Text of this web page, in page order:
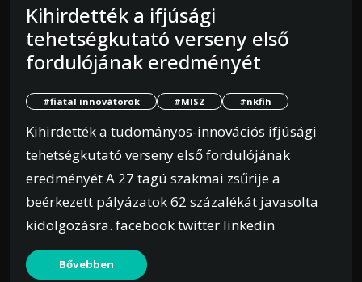
Kihirdették a ifjúsági
tehetségkutató verseny első
fordulójának eredményét
#fiatal innovátorok #MISZ #nkfih
Kihirdették a tudományos-innovációs ifjúsági
tehetségkutató verseny első fordulójának
eredményét A 27 tagú szakmai zsűrije a
beérkezett pályázatok 62 százalékát javasolta
kidolgozásra. facebook twitter linkedin
Bővebben